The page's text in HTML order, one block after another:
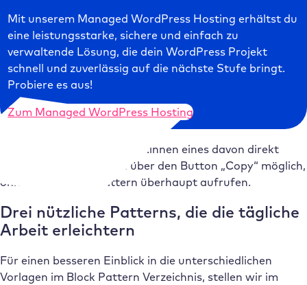
Mit unserem Managed WordPress Hosting erhältst du
eine leistungsstarke, sichere und einfach zu
verwaltende Lösung, die dein WordPress Projekt
schnell und zuverlässig auf die nächste Stufe bringt.
Probiere es aus!
Zum Managed WordPress Hosting
Falls den Website Betreiber:innen eines davon direkt
zusagt, ist das Kopieren über den Button „Copy“ möglich,
ohne dass sie das Pattern überhaupt aufrufen.
Drei nützliche Patterns, die die tägliche
Arbeit erleichtern
Für einen besseren Einblick in die unterschiedlichen
Vorlagen im Block Pattern Verzeichnis, stellen wir im